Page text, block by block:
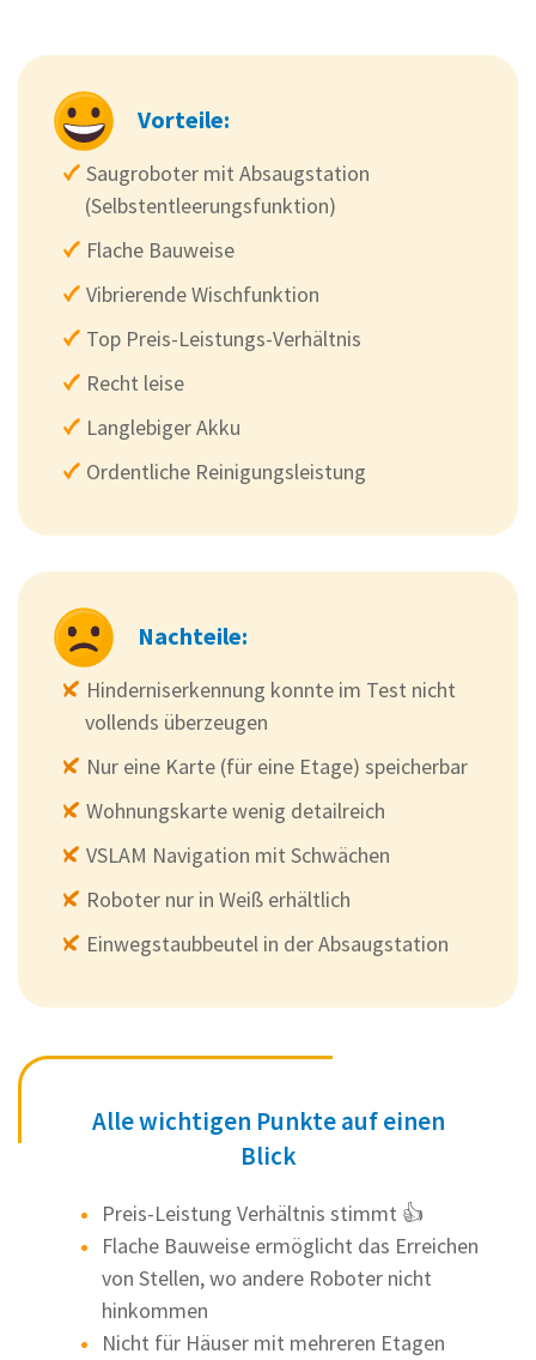
Vorteile:
Saugroboter mit Absaugstation
(Selbstentleerungsfunktion)
Flache Bauweise
Vibrierende Wischfunktion
Top Preis-Leistungs-Verhältnis
Recht leise
Langlebiger Akku
Ordentliche Reinigungsleistung
Nachteile:
Hinderniserkennung konnte im Test nicht
vollends überzeugen
Nur eine Karte (für eine Etage) speicherbar
Wohnungskarte wenig detailreich
VSLAM Navigation mit Schwächen
Roboter nur in Weiß erhältlich
Einwegstaubbeutel in der Absaugstation
Alle wichtigen Punkte auf einen
Blick
Preis-Leistung Verhältnis stimmt 👍
Flache Bauweise ermöglicht das Erreichen
von Stellen, wo andere Roboter nicht
hinkommen
Nicht für Häuser mit mehreren Etagen